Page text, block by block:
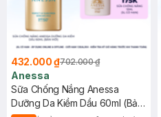
432.000 ₫702.000 ₫
Anessa
Sữa Chống Nắng Anessa
Dưỡng Da Kiềm Dầu 60ml (Bản